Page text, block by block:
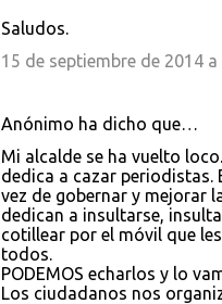
Saludos.
15 de septiembre de 2014 a
Anónimo ha dicho que…
Mi alcalde se ha vuelto
dedica a cazar periodistas.
vez de gobernar y mejorar
dedican a insultarse,
cotillear por el móvil que
todos.
PODEMOS echarlos y lo
Los ciudadanos nos